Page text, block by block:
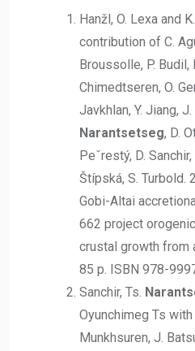
Hanžl, O. Lexa and
contribution of C.
Broussolle, P. Budil,
Chimedtseren, O.
Javkhlan, Y. Jiang,
Narantsetseg, D.
Peˇrestý, D.
Štípská, S. Turbold.
Gobi-Altai
662 project
crustal growth from
85 p. ISBN 978-
Sanchir, Ts.
Oyunchimeg Ts
Munkhsuren, J.